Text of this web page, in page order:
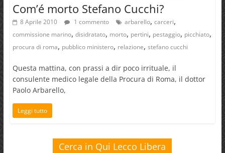
Com’é morto Stefano Cucchi?
8 Aprile 2010 1 commento arbarello, carceri,
commissione marino, disidratato, morto, pertini, pestaggio, picchiato,
procura di roma, pubblico ministero, relazione, stefano cucchi
Questa mattina, con prassi a dir poco irrituale, il
consulente medico legale della Procura di Roma, il dottor
Paolo Arbarello,
Leggi tutto
Cerca in Qui Lecco Libera